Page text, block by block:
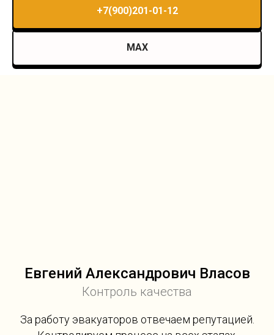
+7(900)201-01-12
MAX
Евгений Александрович Власов
Контроль качества
За работу эвакуаторов отвечаем репутацией.